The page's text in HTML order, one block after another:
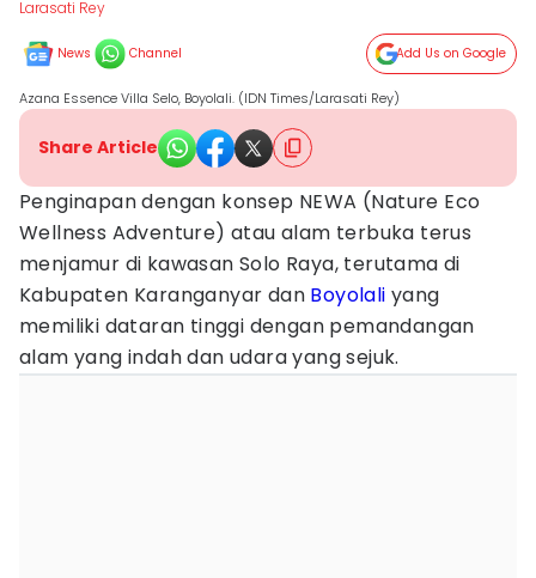
Larasati Rey
News Channel Add Us on Google
Azana Essence Villa Selo, Boyolali. (IDN Times/Larasati Rey)
Share Article
Penginapan dengan konsep NEWA (Nature Eco
Wellness Adventure) atau alam terbuka terus
menjamur di kawasan Solo Raya, terutama di
Kabupaten Karanganyar dan Boyolali yang
memiliki dataran tinggi dengan pemandangan
alam yang indah dan udara yang sejuk.